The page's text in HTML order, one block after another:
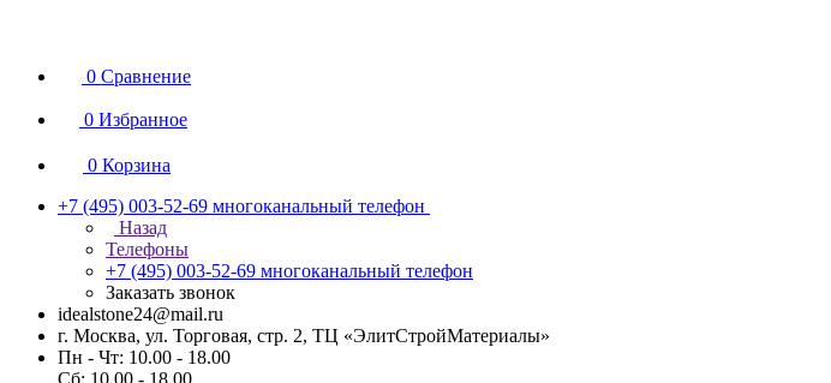
0 Сравнение
0 Избранное
0 Корзина
+7 (495) 003-52-69 многоканальный телефон
Назад
Телефоны
+7 (495) 003-52-69 многоканальный телефон
Заказать звонок
idealstone24@mail.ru
г. Москва, ул. Торговая, стр. 2, ТЦ «ЭлитСтройМатериалы»
Пн - Чт: 10.00 - 18.00
Сб: 10.00 - 18.00